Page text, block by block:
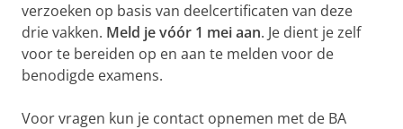
verzoeken op basis van deelcertificaten van deze
drie vakken. Meld je vóór 1 mei aan. Je dient je zelf
voor te bereiden op en aan te melden voor de
benodigde examens.
Voor vragen kun je contact opnemen met de BA